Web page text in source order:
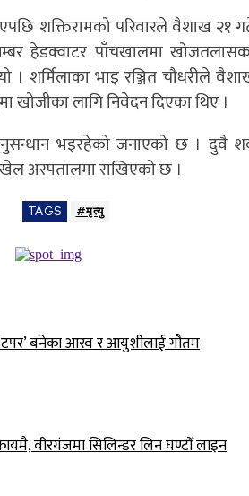
शक्तिरामको परिवारले वैशाख २१
हेडक्वाटर पाँचखालमा
। शर्मिलाका भाइ रञ्जित चौधरीले
खोजीका लागि निवेदन दिएका थिए ।
भइरहेको जनाएको छ । दुवै
अस्पतालमा राखिएको छ ।
TAGS #मृत्यु
बनेका आरव र आयुशीलाई गौतम
वीरगंजमा सिलिन्डर लिन घण्टौँ लाइन